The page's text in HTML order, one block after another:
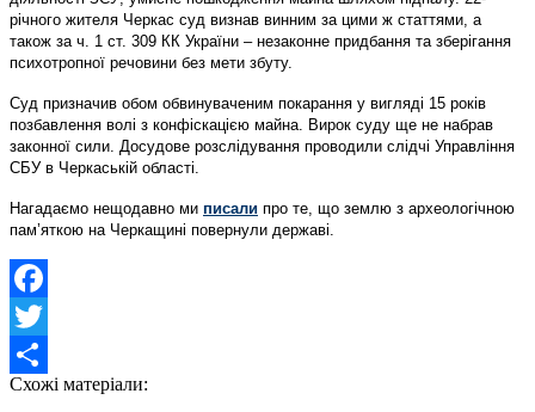
річного жителя Черкас суд визнав винним за цими ж статтями, а
також за ч. 1 ст. 309 КК України – незаконне придбання та зберігання
психотропної речовини без мети збуту.
Суд призначив обом обвинуваченим покарання у вигляді 15 років
позбавлення волі з конфіскацією майна.
Вирок суду ще не набрав
законної сили. Досудове розслідування проводили слідчі Управління
СБУ в Черкаській області.
Нагадаємо нещодавно ми писали про те, що землю з археологічною
пам’яткою на Черкащині повернули державі.
Facebook
Twitter
Share
Схожі матеріали: